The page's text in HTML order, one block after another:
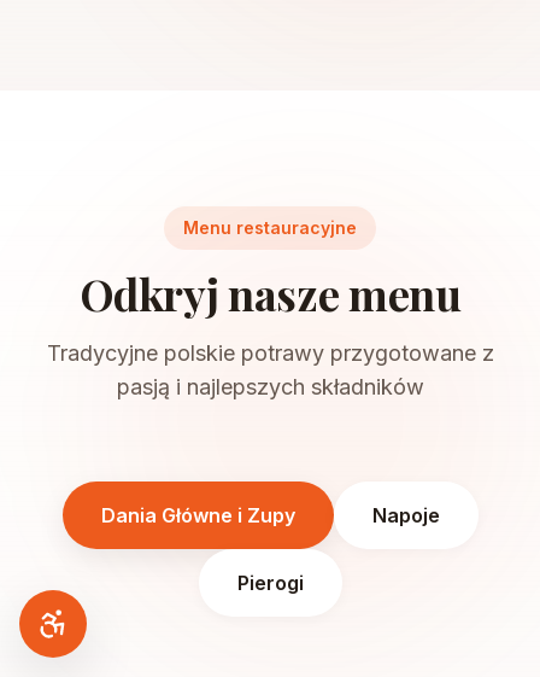
Menu restauracyjne
Odkryj nasze menu
Tradycyjne polskie potrawy przygotowane z
pasją i najlepszych składników
Dania Główne i Zupy Napoje
Pierogi
Dostępność